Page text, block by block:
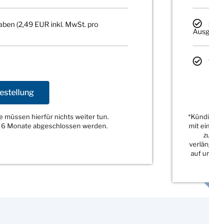
(2,49 EUR inkl. MwSt. pro
müssen hierfür nichts weiter tun.
Monate abgeschlossen werden.
mit
auf